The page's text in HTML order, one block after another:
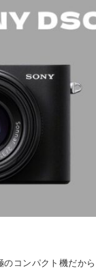
のコンパクト機だか